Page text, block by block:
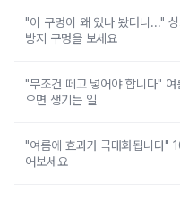
"이 구멍이 왜 있나 봤더니..."
방지 구멍을 보세요
"무조건 떼고 넣어야 합니다"
으면 생기는 일
"여름에 효과가 극대화됩니다"
어보세요